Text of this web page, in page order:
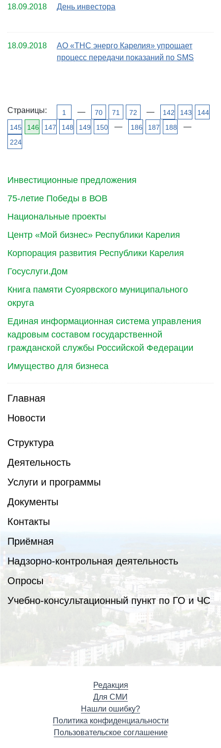
Инвестиционные предложения
75-летие Победы в ВОВ
Национальные проекты
Центр «Мой бизнес» Республики Карелия
Корпорация развития Республики Карелия
Госуслуги.Дом
Книга памяти Суоярвского муниципального
округа
Единая информационная система управления
кадровым составом государственной
гражданской службы Российской Федерации
Имущество для бизнеса
Главная
Новости
Структура
Деятельность
Услуги и программы
Документы
Контакты
Приёмная
Надзорно-контрольная деятельность
Опросы
Учебно-консультационный пункт по ГО и ЧС
18.09.2018 День инвестора
18.09.2018
АО «ТНС энерго Карелия» упрощает
процесс передачи показаний по SMS
Страницы: 1 — 70 71 72 — 142 143
144
145
146 147 148 149 150 — 186 187 188 —
224
Редакция
Для СМИ
Нашли ошибку?
Политика конфиденциальности
Пользовательское соглашение